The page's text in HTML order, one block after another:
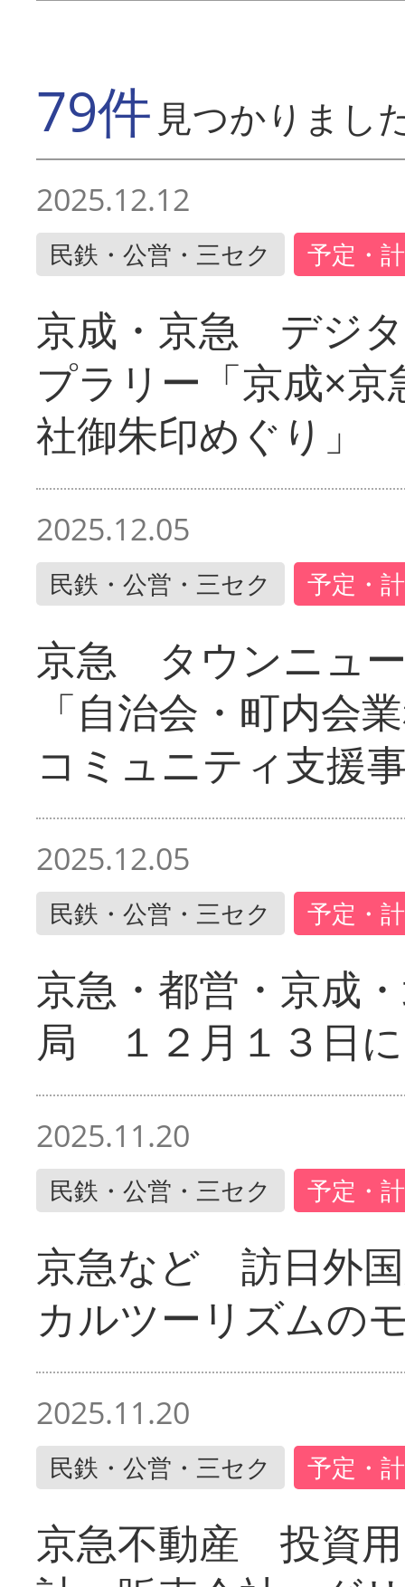
79件 見つかりまし
2025.12.12
民鉄・公営・三セク 予定・
京成・京急 デジ
プラリー「京成×
社御朱印めぐり」
2025.12.05
民鉄・公営・三セク 予定・
京急 タウンニュ
「自治会・町内会
コミュニティ支援
2025.12.05
民鉄・公営・三セク 予定・
京急・都営・京成
局 １２月１３日
2025.11.20
民鉄・公営・三セク 予定・
京急など 訪日外
カルツーリズムの
2025.11.20
民鉄・公営・三セク 予定・
京急不動産 投資